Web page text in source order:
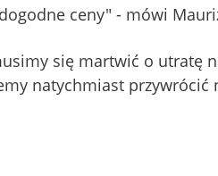
ceny" - mówi
się martwić o utratę
natychmiast przywrócić